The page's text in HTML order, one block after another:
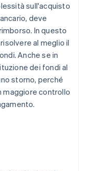
sull'acquisto
deve
In questo
al meglio il
Anche se in
dei fondi al
storno, perché
maggiore controllo